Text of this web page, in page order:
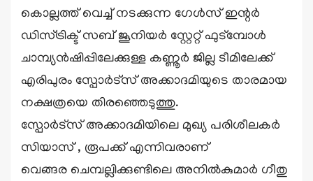
കൊല്ലത്ത് വെച്ച് നടക്കുന്ന ഗേൾസ് ഇന്റർ
ഡിസ്ട്രിക്ട് സബ് ജൂനിയർ സ്റ്റേറ്റ് ഫുട്മ്പോൾ
ചാമ്പ്യൻഷിപ്പിലേക്കുള്ള കണ്ണൂർ ജില്ല ടീമിലേക്ക്
എരിപുരം സ്പോർട്സ് അക്കാദമിയുടെ താരമായ
നക്ഷത്രയെ തിരഞ്ഞെടുത്തു.
സ്പോർട്സ് അക്കാദമിയിലെ മുഖ്യ പരിശീലകർ
സിയാസ് , രൂപക്ക് എന്നിവരാണ്
വെങ്ങര ചെമ്പല്ലിക്കുണ്ടിലെ അനിൽകുമാർ ഗീതു